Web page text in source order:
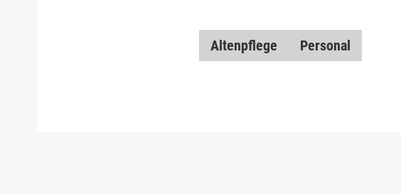
Altenpflege Personal